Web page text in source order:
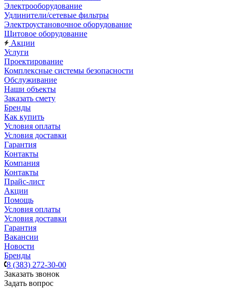
Электрооборудование
Удлинители/сетевые фильтры
Электроустановочное оборудование
Щитовое оборудование
Акции
Услуги
Проектирование
Комплексные системы безопасности
Обслуживание
Наши объекты
Заказать смету
Бренды
Как купить
Условия оплаты
Условия доставки
Гарантия
Контакты
Компания
Контакты
Прайс-лист
Акции
Помощь
Условия оплаты
Условия доставки
Гарантия
Вакансии
Новости
Бренды
8 (383) 272-30-00
Заказать звонок
Задать вопрос